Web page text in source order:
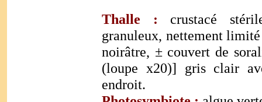
Thalle :
crustacé
granuleux, nettement
noirâtre, ± couvert de
(loupe x20)] gris clair
endroit.